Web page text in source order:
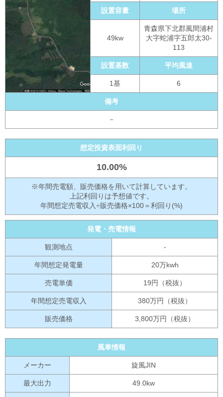
設置容量 場所
49kw
青森県下北郡風間浦村
大字蛇浦字五郎太30-
113
設置基数 平均風速
1基 6
備考
－
想定投資表面利回り
10.00%
※年間売電額、販売価格を用いて計算しています。
上記利回りは予想値です。
年間想定売電収入÷販売価格×100＝利回り(%)
発電・売電情報
観測地点 -
年間想定発電量 20万kwh
売電単価 19円（税抜）
年間想定売電収入 380万円（税抜）
販売価格 3,800万円（税抜）
風車情報
メーカー 旋風JIN
最大出力 49.0kw